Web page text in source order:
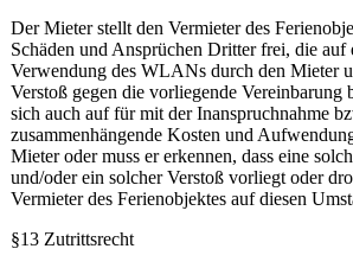
Der Mieter stellt den Vermieter des
Schäden und Ansprüchen Dritter frei, die auf
Verwendung des WLANs durch den Mieter
Verstoß gegen die vorliegende Vereinbarung
sich auch auf für mit der Inanspruchnahme
zusammenhängende Kosten und
Mieter oder muss er erkennen, dass eine
und/oder ein solcher Verstoß vorliegt oder
Vermieter des Ferienobjektes auf diesen
§13 Zutrittsrecht